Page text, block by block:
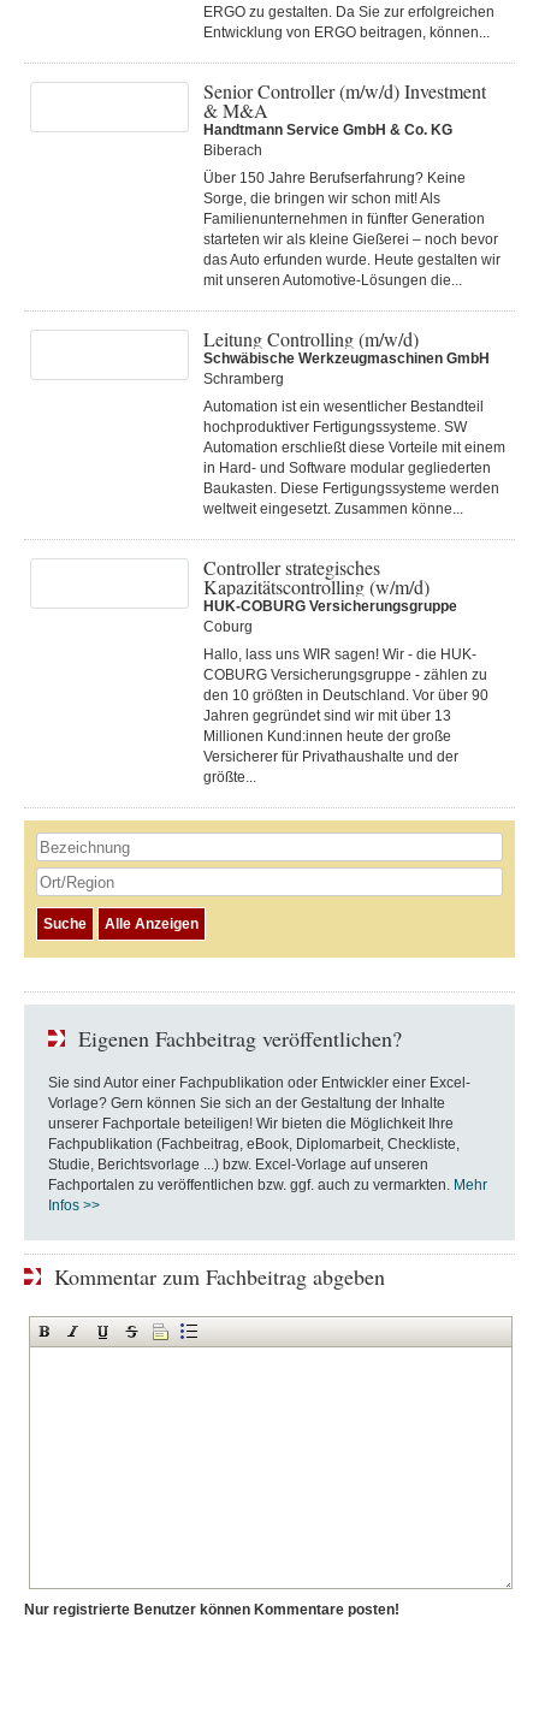
ERGO zu gestalten. Da Sie zur erfolgreichen
Entwicklung von ERGO beitragen, können...
Senior Controller (m/w/d) Investment
& M&A
Handtmann Service GmbH & Co. KG
Biberach
Über 150 Jahre Berufserfahrung? Keine
Sorge, die bringen wir schon mit! Als
Familienunternehmen in fünfter Generation
starteten wir als kleine Gießerei – noch bevor
das Auto erfunden wurde. Heute gestalten wir
mit unseren Automotive-Lösungen die...
Leitung Controlling (m/w/d)
Schwäbische Werkzeugmaschinen GmbH
Schramberg
Automation ist ein wesentlicher Bestandteil
hochproduktiver Fertigungssysteme. SW
Automation erschließt diese Vorteile mit einem
in Hard- und Software modular gegliederten
Baukasten. Diese Fertigungs­systeme werden
weltweit eingesetzt. Zusammen könne...
Controller strategisches
Kapazitätscontrolling (w/m/d)
HUK-COBURG Versicherungsgruppe
Coburg
Hallo, lass uns WIR sagen! Wir - die HUK-
COBURG Versicherungsgruppe - zählen zu
den 10 größten in Deutschland. Vor über 90
Jahren gegründet sind wir mit über 13
Millionen Kund:innen heute der große
Versicherer für Privathaushalte und der
größte...
Eigenen Fachbeitrag veröffentlichen?
Sie sind Autor einer Fachpublikation oder Entwickler einer Excel-
Vorlage? Gern können Sie sich an der Gestaltung der Inhalte
unserer Fachportale beteiligen! Wir bieten die Möglichkeit Ihre
Fachpublikation (Fachbeitrag, eBook, Diplomarbeit, Checkliste,
Studie, Berichtsvorlage ...) bzw. Excel-Vorlage auf unseren
Fachportalen zu veröffentlichen bzw. ggf. auch zu vermarkten. Mehr
Infos >>
Kommentar zum Fachbeitrag abgeben
Nur registrierte Benutzer können Kommentare posten!